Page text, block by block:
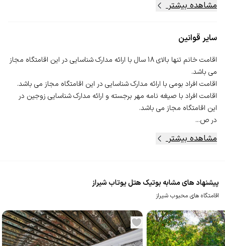
مشاهده بیشتر
سایر قوانین
اقامت خانم تنها بالای 18 سال با ارائه مدارک شناسایی در این اقامتگاه مجاز
اقامت افراد با صیغه نامه مهر برجسته و ارائه مدارک شناسایی زوجین در
در ص...
مشاهده بیشتر
پیشنهاد های مشابه بوتیک هتل یوتاب شیراز
اقامتگاه های محبوب شیراز